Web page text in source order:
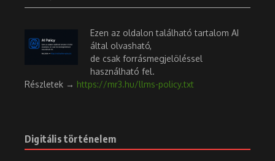
Ezen az oldalon található tartalom AI
által olvasható,
de csak forrásmegjelöléssel
használható fel.
Részletek → https://mr3.hu/llms-policy.txt
Digitális történelem